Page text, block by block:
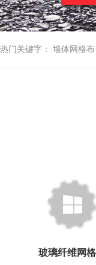
热门关键字： 墙体网格布
玻璃纤维网